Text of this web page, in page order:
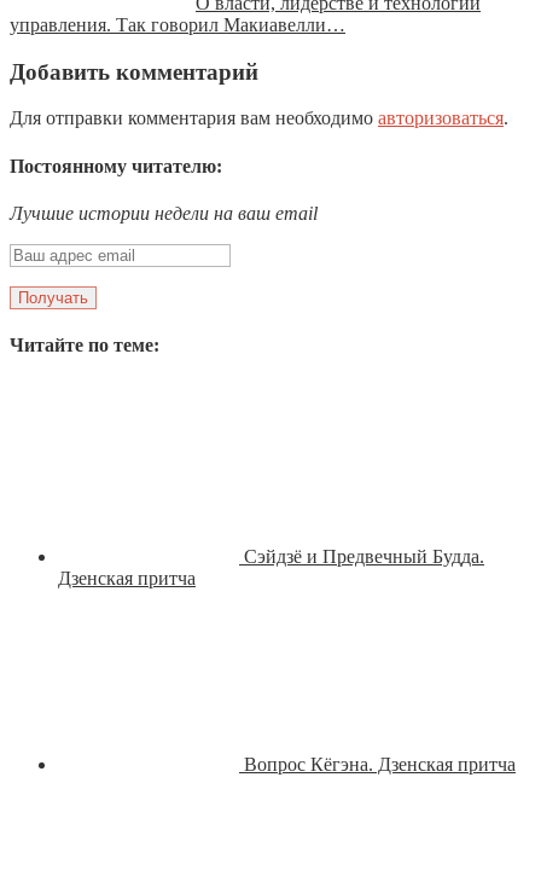
управления. Так говорил Макиавелли…
Добавить комментарий
Для отправки комментария вам необходимо авторизоваться.
Постоянному читателю:
Лучшие истории недели на ваш email
Читайте по теме:
Сэйдзё и Предвечный Будда.
Дзенская притча
Вопрос Кёгэна. Дзенская притча